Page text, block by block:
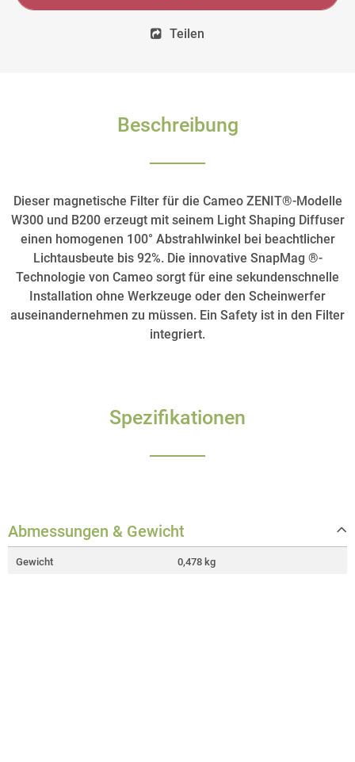
Teilen
Beschreibung
Dieser magnetische Filter für die Cameo ZENIT®-Modelle
W300 und B200 erzeugt mit seinem Light Shaping Diffuser
einen homogenen 100° Abstrahlwinkel bei beachtlicher
Lichtausbeute bis 92%. Die innovative SnapMag ®-
Technologie von Cameo sorgt für eine sekundenschnelle
Installation ohne Werkzeuge oder den Scheinwerfer
auseinandernehmen zu müssen. Ein Safety ist in den Filter
integriert.
Spezifikationen
Abmessungen & Gewicht
Gewicht 0,478 kg